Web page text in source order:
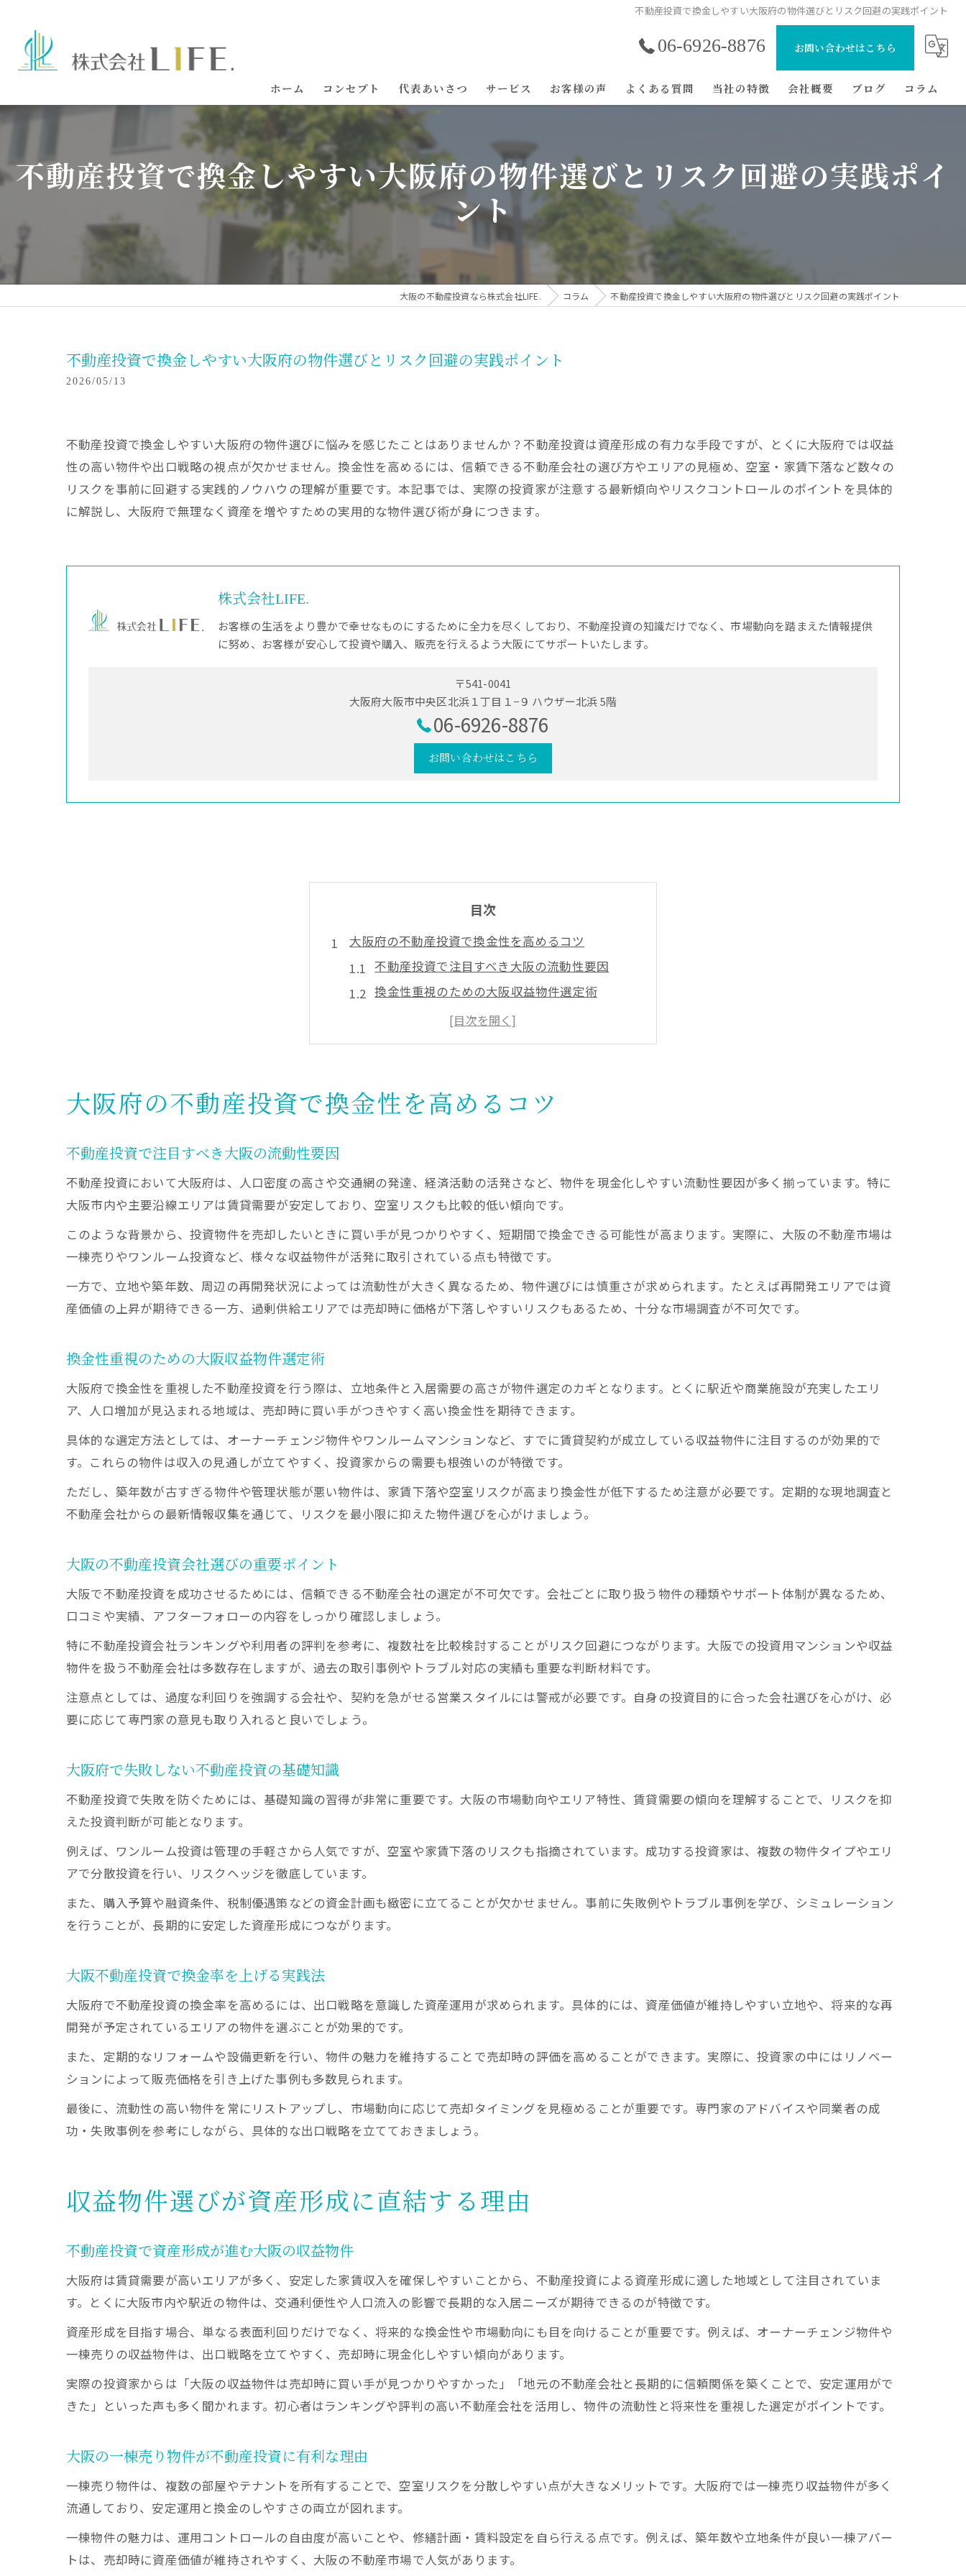
不動産投資で換金しやすい大阪府の物件選びとリスク回避の実践ポイント
06-6926-8876 お問い合わせはこちら
ホーム コンセプト 代表あいさつ サービス お客様の声 よくある質問 当社の特徴
初心者
経費
会社概要 ブログ コラム
不動産投資で換金しやすい大阪府の物件選びとリスク回避の実践ポイ
ント
大阪の不動産投資なら株式会社LIFE. コラム 不動産投資で換金しやすい大阪府の物件選びとリスク回避の実践ポイント
不動産投資で換金しやすい大阪府の物件選びとリスク回避の実践ポイント
2026/05/13
不動産投資で換金しやすい大阪府の物件選びに悩みを感じたことはありませんか？不動産投資は資産形成の有力な手段ですが、とくに大阪府では収益
性の高い物件や出口戦略の視点が欠かせません。換金性を高めるには、信頼できる不動産会社の選び方やエリアの見極め、空室・家賃下落など数々の
リスクを事前に回避する実践的ノウハウの理解が重要です。本記事では、実際の投資家が注意する最新傾向やリスクコントロールのポイントを具体的
に解説し、大阪府で無理なく資産を増やすための実用的な物件選び術が身につきます。
株式会社LIFE.
お客様の生活をより豊かで幸せなものにするために全力を尽くしており、不動産投資の知識だけでなく、市場動向を踏まえた情報提供
に努め、お客様が安心して投資や購入、販売を行えるよう大阪にてサポートいたします。
〒541-0041
大阪府大阪市中央区北浜１丁目１−９ ハウザー北浜 5階
06-6926-8876
お問い合わせはこちら
目次
大阪府の不動産投資で換金性を高めるコツ
不動産投資で注目すべき大阪の流動性要因
換金性重視のための大阪収益物件選定術
大阪の不動産投資会社選びの重要ポイント
大阪府で失敗しない不動産投資の基礎知識
収益物件選びが資産形成に直結する理由
不動産投資で資産形成が進む大阪の収益物件
大阪投資用マンションで資産を守るコツ
換金を意識した大阪の物件選択術を解説
不動産投資で換金しやすい大阪物件の見極め方
オーナーチェンジ物件を活用した換金戦略
大阪のワンルーム投資で換金性を高める視点
リスクを減らす不動産投資の実践的対策
不動産投資で大阪の失敗リスクを事前に把握
収益物件選びで空室リスクを回避する方法
大阪のワンルーム投資に潜む落とし穴と対策
信頼できる大阪不動産会社を選ぶチェック項目
投資用マンション新築・中古のリスク比較
大阪のワンルーム投資で換金性を守る工夫
家賃下落リスクを抑える不動産投資の選択肢
ワンルーム投資の失敗を防ぐ物件選定ポイント
収益性重視で選ぶ大阪の不動産投資物件
出口戦略で失敗しない不動産投資の秘訣
出口戦略を見越した不動産会社選びのコツ
大阪府の不動産投資で換金性を高めるコツ
不動産投資で注目すべき大阪の流動性要因
不動産投資において大阪府は、人口密度の高さや交通網の発達、経済活動の活発さなど、物件を現金化しやすい流動性要因が多く揃っています。特に
大阪市内や主要沿線エリアは賃貸需要が安定しており、空室リスクも比較的低い傾向です。
このような背景から、投資物件を売却したいときに買い手が見つかりやすく、短期間で換金できる可能性が高まります。実際に、大阪の不動産市場は
一棟売りやワンルーム投資など、様々な収益物件が活発に取引されている点も特徴です。
一方で、立地や築年数、周辺の再開発状況によっては流動性が大きく異なるため、物件選びには慎重さが求められます。たとえば再開発エリアでは資
産価値の上昇が期待できる一方、過剰供給エリアでは売却時に価格が下落しやすいリスクもあるため、十分な市場調査が不可欠です。
換金性重視のための大阪収益物件選定術
大阪府で換金性を重視した不動産投資を行う際は、立地条件と入居需要の高さが物件選定のカギとなります。とくに駅近や商業施設が充実したエリ
ア、人口増加が見込まれる地域は、売却時に買い手がつきやすく高い換金性を期待できます。
具体的な選定方法としては、オーナーチェンジ物件やワンルームマンションなど、すでに賃貸契約が成立している収益物件に注目するのが効果的で
す。これらの物件は収入の見通しが立てやすく、投資家からの需要も根強いのが特徴です。
ただし、築年数が古すぎる物件や管理状態が悪い物件は、家賃下落や空室リスクが高まり換金性が低下するため注意が必要です。定期的な現地調査と
不動産会社からの最新情報収集を通じて、リスクを最小限に抑えた物件選びを心がけましょう。
大阪の不動産投資会社選びの重要ポイント
大阪で不動産投資を成功させるためには、信頼できる不動産会社の選定が不可欠です。会社ごとに取り扱う物件の種類やサポート体制が異なるため、
口コミや実績、アフターフォローの内容をしっかり確認しましょう。
特に不動産投資会社ランキングや利用者の評判を参考に、複数社を比較検討することがリスク回避につながります。大阪での投資用マンションや収益
物件を扱う不動産会社は多数存在しますが、過去の取引事例やトラブル対応の実績も重要な判断材料です。
注意点としては、過度な利回りを強調する会社や、契約を急がせる営業スタイルには警戒が必要です。自身の投資目的に合った会社選びを心がけ、必
要に応じて専門家の意見も取り入れると良いでしょう。
大阪府で失敗しない不動産投資の基礎知識
不動産投資で失敗を防ぐためには、基礎知識の習得が非常に重要です。大阪の市場動向やエリア特性、賃貸需要の傾向を理解することで、リスクを抑
えた投資判断が可能となります。
例えば、ワンルーム投資は管理の手軽さから人気ですが、空室や家賃下落のリスクも指摘されています。成功する投資家は、複数の物件タイプやエリ
アで分散投資を行い、リスクヘッジを徹底しています。
また、購入予算や融資条件、税制優遇策などの資金計画も緻密に立てることが欠かせません。事前に失敗例やトラブル事例を学び、シミュレーション
を行うことが、長期的に安定した資産形成につながります。
大阪不動産投資で換金率を上げる実践法
大阪府で不動産投資の換金率を高めるには、出口戦略を意識した資産運用が求められます。具体的には、資産価値が維持しやすい立地や、将来的な再
開発が予定されているエリアの物件を選ぶことが効果的です。
また、定期的なリフォームや設備更新を行い、物件の魅力を維持することで売却時の評価を高めることができます。実際に、投資家の中にはリノベー
ションによって販売価格を引き上げた事例も多数見られます。
最後に、流動性の高い物件を常にリストアップし、市場動向に応じて売却タイミングを見極めることが重要です。専門家のアドバイスや同業者の成
功・失敗事例を参考にしながら、具体的な出口戦略を立てておきましょう。
収益物件選びが資産形成に直結する理由
不動産投資で資産形成が進む大阪の収益物件
大阪府は賃貸需要が高いエリアが多く、安定した家賃収入を確保しやすいことから、不動産投資による資産形成に適した地域として注目されていま
す。とくに大阪市内や駅近の物件は、交通利便性や人口流入の影響で長期的な入居ニーズが期待できるのが特徴です。
資産形成を目指す場合、単なる表面利回りだけでなく、将来的な換金性や市場動向にも目を向けることが重要です。例えば、オーナーチェンジ物件や
一棟売りの収益物件は、出口戦略を立てやすく、売却時に現金化しやすい傾向があります。
実際の投資家からは「大阪の収益物件は売却時に買い手が見つかりやすかった」「地元の不動産会社と長期的に信頼関係を築くことで、安定運用がで
きた」といった声も多く聞かれます。初心者はランキングや評判の高い不動産会社を活用し、物件の流動性と将来性を重視した選定がポイントです。
大阪の一棟売り物件が不動産投資に有利な理由
一棟売り物件は、複数の部屋やテナントを所有することで、空室リスクを分散しやすい点が大きなメリットです。大阪府では一棟売り収益物件が多く
流通しており、安定運用と換金のしやすさの両立が図れます。
一棟物件の魅力は、運用コントロールの自由度が高いことや、修繕計画・賃料設定を自ら行える点です。例えば、築年数や立地条件が良い一棟アパー
トは、売却時に資産価値が維持されやすく、大阪の不動産市場で人気があります。